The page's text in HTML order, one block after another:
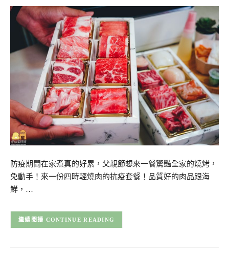
防疫期間在家煮真的好累，父親節想來一餐驚豔全家的燒烤，
免動手！來一份四時輕燒肉的抗疫套餐！品質好的肉品跟海
鮮，…
CONTINUE READING